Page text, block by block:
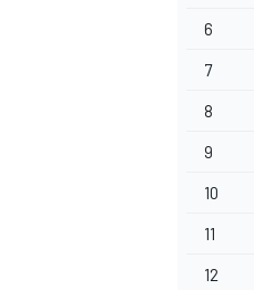
6
7
8
9
10
11
12